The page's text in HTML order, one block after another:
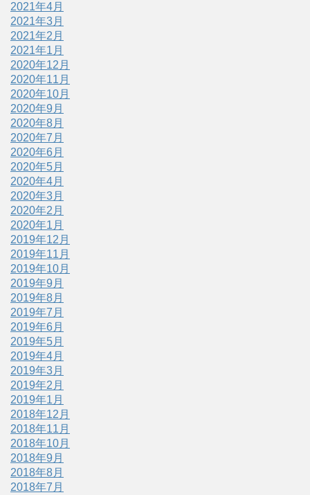
2021年4月
2021年3月
2021年2月
2021年1月
2020年12月
2020年11月
2020年10月
2020年9月
2020年8月
2020年7月
2020年6月
2020年5月
2020年4月
2020年3月
2020年2月
2020年1月
2019年12月
2019年11月
2019年10月
2019年9月
2019年8月
2019年7月
2019年6月
2019年5月
2019年4月
2019年3月
2019年2月
2019年1月
2018年12月
2018年11月
2018年10月
2018年9月
2018年8月
2018年7月